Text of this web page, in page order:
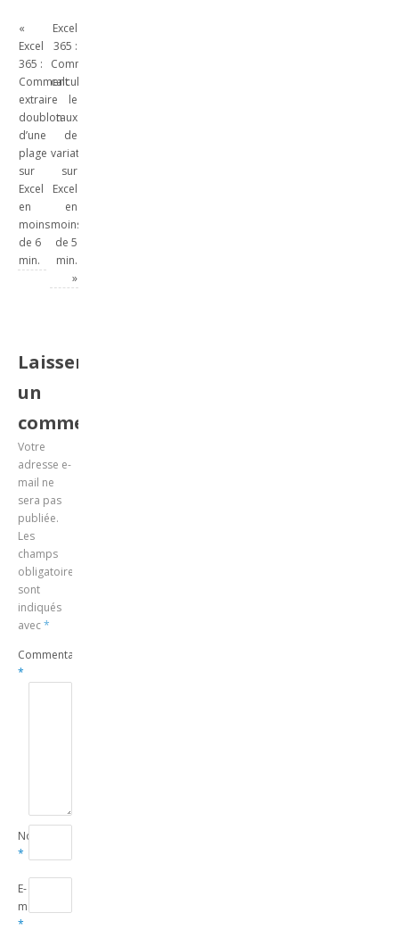
«
Excel
365 :
Comment
extraire
doublon
d’une
plage
sur
Excel
en
moins
de 6
min.
Excel
365 :
Comment
calculer
le
taux
de
variation
sur
Excel
en
moins
de 5
min.
»
Laisser
un
commentaire
Votre
adresse e-
mail ne
sera pas
publiée.
Les
champs
obligatoires
sont
indiqués
avec*
Commentaire
*
Nom
*
E-
mail
*